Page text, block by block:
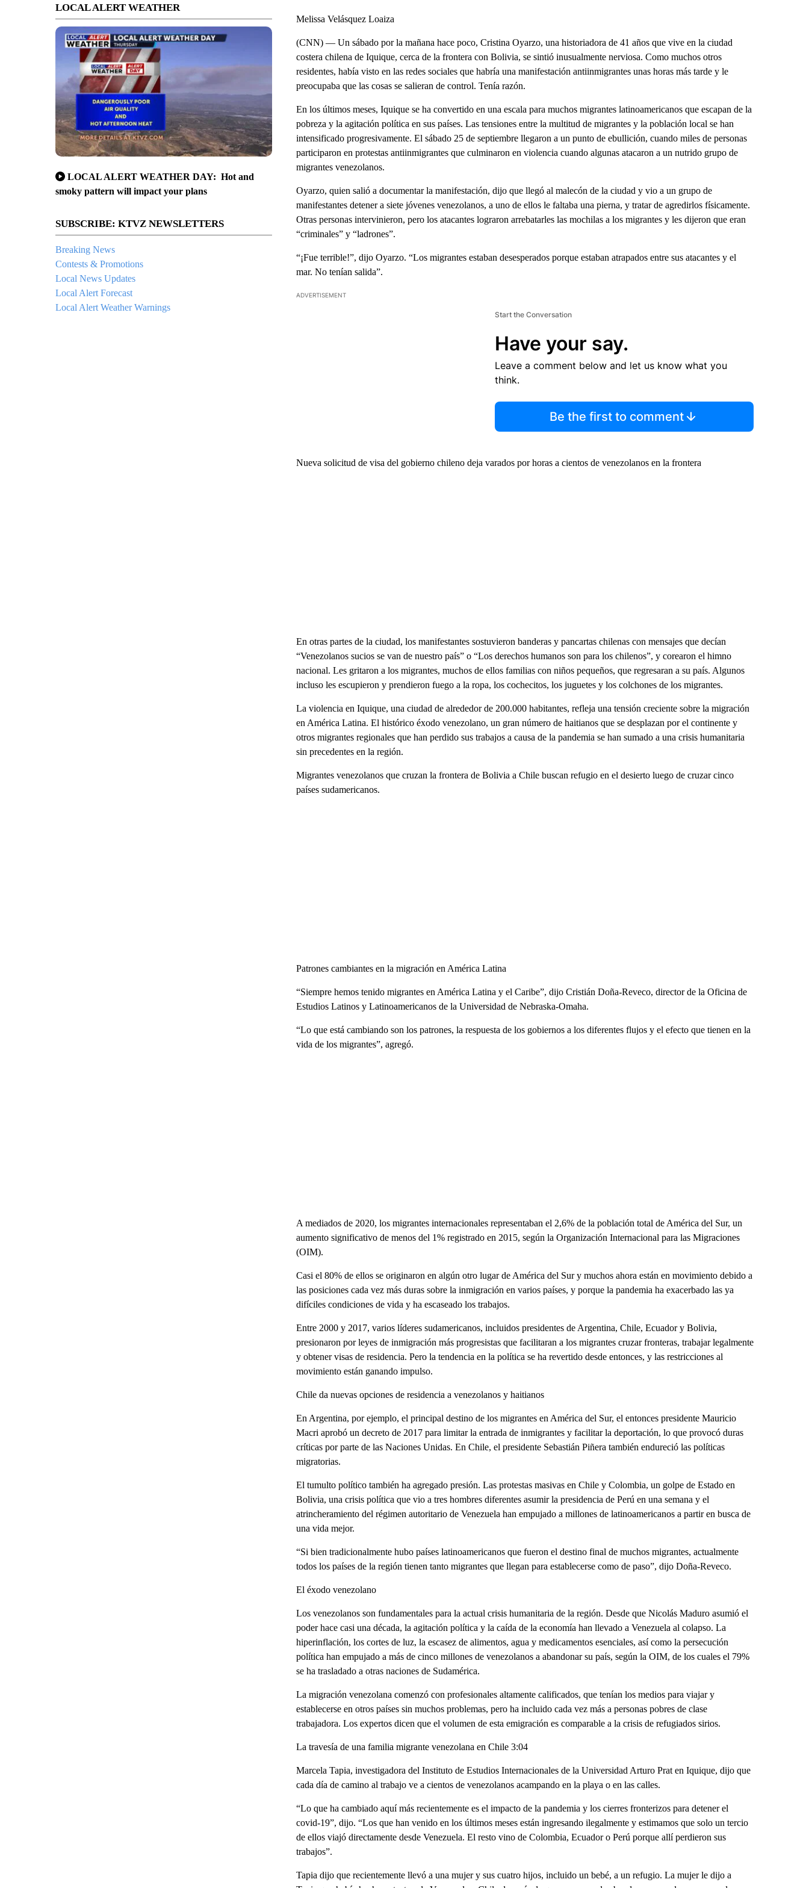
LOCAL ALERT WEATHER
LOCAL ALERT WEATHER DAY: Hot and
smoky pattern will impact your plans
SUBSCRIBE: KTVZ NEWSLETTERS
Breaking News
Contests & Promotions
Local News Updates
Local Alert Forecast
Local Alert Weather Warnings
Melissa Velásquez Loaiza
(CNN) — Un sábado por la mañana hace poco, Cristina Oyarzo, una historiadora de 41 años que vive en la ciudad
costera chilena de Iquique, cerca de la frontera con Bolivia, se sintió inusualmente nerviosa. Como muchos otros
residentes, había visto en las redes sociales que habría una manifestación antiinmigrantes unas horas más tarde y le
preocupaba que las cosas se salieran de control. Tenía razón.
En los últimos meses, Iquique se ha convertido en una escala para muchos migrantes latinoamericanos que escapan de la
pobreza y la agitación política en sus países. Las tensiones entre la multitud de migrantes y la población local se han
intensificado progresivamente. El sábado 25 de septiembre llegaron a un punto de ebullición, cuando miles de personas
participaron en protestas antiinmigrantes que culminaron en violencia cuando algunas atacaron a un nutrido grupo de
migrantes venezolanos.
Oyarzo, quien salió a documentar la manifestación, dijo que llegó al malecón de la ciudad y vio a un grupo de
manifestantes detener a siete jóvenes venezolanos, a uno de ellos le faltaba una pierna, y tratar de agredirlos físicamente.
Otras personas intervinieron, pero los atacantes lograron arrebatarles las mochilas a los migrantes y les dijeron que eran
“criminales” y “ladrones”.
“¡Fue terrible!”, dijo Oyarzo. “Los migrantes estaban desesperados porque estaban atrapados entre sus atacantes y el
mar. No tenían salida”.
ADVERTISEMENT
Start the Conversation
Have your say.
Leave a comment below and let us know what you
think.
Be the first to comment
Nueva solicitud de visa del gobierno chileno deja varados por horas a cientos de venezolanos en la frontera
En otras partes de la ciudad, los manifestantes sostuvieron banderas y pancartas chilenas con mensajes que decían
“Venezolanos sucios se van de nuestro país” o “Los derechos humanos son para los chilenos”, y corearon el himno
nacional. Les gritaron a los migrantes, muchos de ellos familias con niños pequeños, que regresaran a su país. Algunos
incluso les escupieron y prendieron fuego a la ropa, los cochecitos, los juguetes y los colchones de los migrantes.
La violencia en Iquique, una ciudad de alrededor de 200.000 habitantes, refleja una tensión creciente sobre la migración
en América Latina. El histórico éxodo venezolano, un gran número de haitianos que se desplazan por el continente y
otros migrantes regionales que han perdido sus trabajos a causa de la pandemia se han sumado a una crisis humanitaria
sin precedentes en la región.
Migrantes venezolanos que cruzan la frontera de Bolivia a Chile buscan refugio en el desierto luego de cruzar cinco
países sudamericanos.
Patrones cambiantes en la migración en América Latina
“Siempre hemos tenido migrantes en América Latina y el Caribe”, dijo Cristián Doña-Reveco, director de la Oficina de
Estudios Latinos y Latinoamericanos de la Universidad de Nebraska-Omaha.
“Lo que está cambiando son los patrones, la respuesta de los gobiernos a los diferentes flujos y el efecto que tienen en la
vida de los migrantes”, agregó.
A mediados de 2020, los migrantes internacionales representaban el 2,6% de la población total de América del Sur, un
aumento significativo de menos del 1% registrado en 2015, según la Organización Internacional para las Migraciones
(OIM).
Casi el 80% de ellos se originaron en algún otro lugar de América del Sur y muchos ahora están en movimiento debido a
las posiciones cada vez más duras sobre la inmigración en varios países, y porque la pandemia ha exacerbado las ya
difíciles condiciones de vida y ha escaseado los trabajos.
Entre 2000 y 2017, varios líderes sudamericanos, incluidos presidentes de Argentina, Chile, Ecuador y Bolivia,
presionaron por leyes de inmigración más progresistas que facilitaran a los migrantes cruzar fronteras, trabajar legalmente
y obtener visas de residencia. Pero la tendencia en la política se ha revertido desde entonces, y las restricciones al
movimiento están ganando impulso.
Chile da nuevas opciones de residencia a venezolanos y haitianos
En Argentina, por ejemplo, el principal destino de los migrantes en América del Sur, el entonces presidente Mauricio
Macri aprobó un decreto de 2017 para limitar la entrada de inmigrantes y facilitar la deportación, lo que provocó duras
críticas por parte de las Naciones Unidas. En Chile, el presidente Sebastián Piñera también endureció las políticas
migratorias.
El tumulto político también ha agregado presión. Las protestas masivas en Chile y Colombia, un golpe de Estado en
Bolivia, una crisis política que vio a tres hombres diferentes asumir la presidencia de Perú en una semana y el
atrincheramiento del régimen autoritario de Venezuela han empujado a millones de latinoamericanos a partir en busca de
una vida mejor.
“Si bien tradicionalmente hubo países latinoamericanos que fueron el destino final de muchos migrantes, actualmente
todos los países de la región tienen tanto migrantes que llegan para establecerse como de paso”, dijo Doña-Reveco.
El éxodo venezolano
Los venezolanos son fundamentales para la actual crisis humanitaria de la región. Desde que Nicolás Maduro asumió el
poder hace casi una década, la agitación política y la caída de la economía han llevado a Venezuela al colapso. La
hiperinflación, los cortes de luz, la escasez de alimentos, agua y medicamentos esenciales, así como la persecución
política han empujado a más de cinco millones de venezolanos a abandonar su país, según la OIM, de los cuales el 79%
se ha trasladado a otras naciones de Sudamérica.
La migración venezolana comenzó con profesionales altamente calificados, que tenían los medios para viajar y
establecerse en otros países sin muchos problemas, pero ha incluido cada vez más a personas pobres de clase
trabajadora. Los expertos dicen que el volumen de esta emigración es comparable a la crisis de refugiados sirios.
La travesía de una familia migrante venezolana en Chile 3:04
Marcela Tapia, investigadora del Instituto de Estudios Internacionales de la Universidad Arturo Prat en Iquique, dijo que
cada día de camino al trabajo ve a cientos de venezolanos acampando en la playa o en las calles.
“Lo que ha cambiado aquí más recientemente es el impacto de la pandemia y los cierres fronterizos para detener el
covid-19”, dijo. “Los que han venido en los últimos meses están ingresando ilegalmente y estimamos que solo un tercio
de ellos viajó directamente desde Venezuela. El resto vino de Colombia, Ecuador o Perú porque allí perdieron sus
trabajos”.
Tapia dijo que recientemente llevó a una mujer y sus cuatro hijos, incluido un bebé, a un refugio. La mujer le dijo a